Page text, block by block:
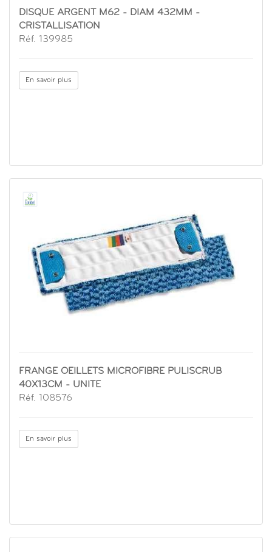
DISQUE ARGENT M62 - DIAM 432MM -
CRISTALLISATION
Réf. 139985
En savoir plus
FRANGE OEILLETS MICROFIBRE PULISCRUB
40X13CM - UNITE
Réf. 108576
En savoir plus